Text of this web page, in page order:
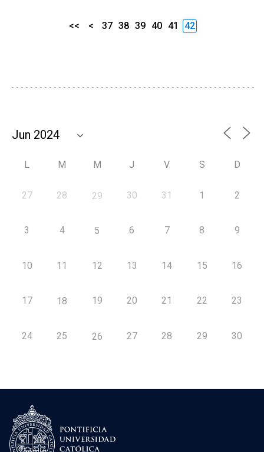
<< < 37 38 39 40 41 42
L M M J V S D
27 28 29 30 31 1 2
3 4 5 6 7 8 9
10 11 12 13 14 15 16
17 18 19 20 21 22 23
24 25 26 27 28 29 30